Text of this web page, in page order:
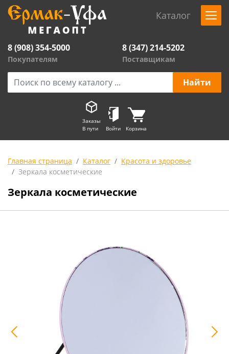
Каталог
8 (908) 354-5000
Покупателям
8 (347) 214-5202
Поставщикам
Заказы
В пути
Войти Корзина
Главная страница Каталог
Красота и здоровье
Зеркала косметические
Зеркала косметические